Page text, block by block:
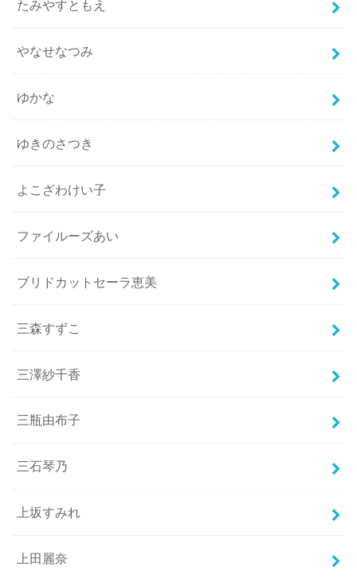
たみやすともえ
やなせなつみ
ゆかな
ゆきのさつき
よこざわけい子
ファイルーズあい
ブリドカットセーラ恵美
三森すずこ
三澤紗千香
三瓶由布子
三石琴乃
上坂すみれ
上田麗奈